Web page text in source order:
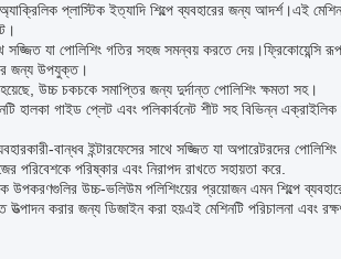
প্লাস্টিক ইত্যাদি শিল্পে ব্যবহারের জন্য আদর্শ।এই
সজ্জিত যা পোলিশিং গতির সহজ সমন্বয় করতে দেয়।ফ্রিকোয়েন্সি
জন্য উপযুক্ত।
উচ্চ চকচকে সমাপ্তির জন্য দুর্দান্ত পোলিশিং ক্ষমতা সহ।
হালকা গাইড প্লেট এবং পলিকার্বনেট শীট সহ বিভিন্ন
বান্ধব ইন্টারফেসের সাথে সজ্জিত যা অপারেটরদের
পরিবেশকে পরিষ্কার এবং নিরাপদ রাখতে সহায়তা করে.
উপকরণগুলির উচ্চ-ভলিউম পলিশিংয়ের প্রয়োজন এমন শিল্পে
করার জন্য ডিজাইন করা হয়এই মেশিনটি পরিচালনা এবং